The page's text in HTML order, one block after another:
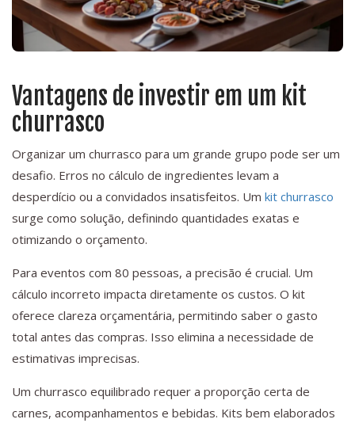
Vantagens de investir em um kit
churrasco
Organizar um churrasco para um grande grupo pode ser um
desafio. Erros no cálculo de ingredientes levam a
desperdício ou a convidados insatisfeitos. Um kit churrasco
surge como solução, definindo quantidades exatas e
otimizando o orçamento.
Para eventos com 80 pessoas, a precisão é crucial. Um
cálculo incorreto impacta diretamente os custos. O kit
oferece clareza orçamentária, permitindo saber o gasto
total antes das compras. Isso elimina a necessidade de
estimativas imprecisas.
Um churrasco equilibrado requer a proporção certa de
carnes, acompanhamentos e bebidas. Kits bem elaborados